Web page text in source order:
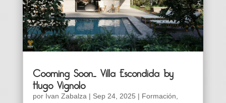
Cooming Soon… Villa Escondida by
Hugo Vignolo
por Ivan Zabalza| Sep 24, 2025 | Formación,